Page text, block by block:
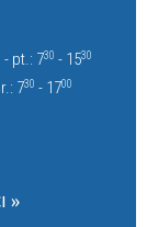
- pt.: 730 - 1530
730 - 1700
»